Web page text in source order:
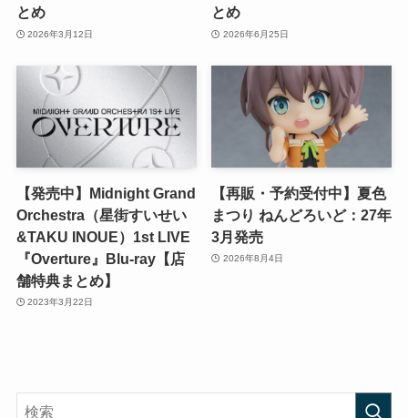
とめ
2026年3月12日
とめ
2026年6月25日
【発売中】Midnight Grand
Orchestra（星街すいせい
&TAKU INOUE）1st LIVE
『Overture』Blu-ray【店
舗特典まとめ】
2023年3月22日
【再販・予約受付中】夏色
まつり ねんどろいど：27年
3月発売
2026年8月4日